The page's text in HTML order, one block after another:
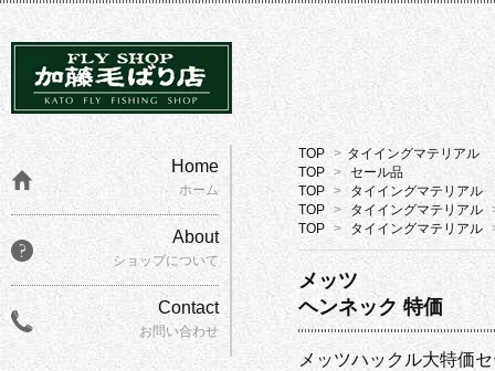
TOP > タイイングマテリアル
TOP > セール品
TOP >
タイイングマテリアル
TOP > タイイングマテリアル
TOP > タイイングマテリアル
メッツ
ヘンネック 特価
メッツハックル大特価
Home
ホーム
About
ショップについて
Contact
お問い合わせ